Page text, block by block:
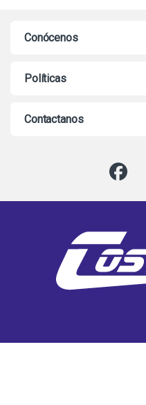
Conócenos
Políticas
Contactanos